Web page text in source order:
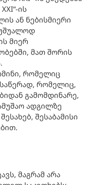
ის
ან ნებისმიერი
მიერ
მათ შორის
რომელიც
რომელიც,
გამომდინარე,
ადგილზე
შესაბამისი
მაგრამ არა